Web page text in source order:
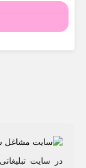
در سایت